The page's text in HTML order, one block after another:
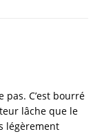
C’est bourré
lâche que le
légèrement